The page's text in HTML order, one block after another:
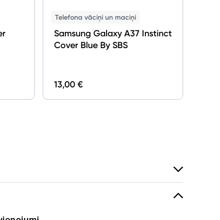
Telefona vāciņi un maciņi
Samsung Galaxy A37 Instinct
Cover Blue By SBS
13,00 €